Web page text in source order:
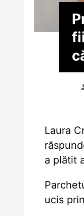
Laura
a plătit
ucis